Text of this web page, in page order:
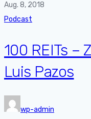
Aug. 8, 2018
Podcast
100 REITs
Luis Pazos
wp-admin